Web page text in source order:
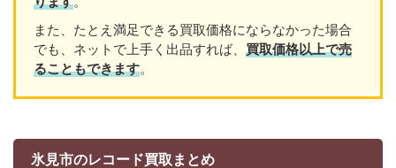
また、たとえ満足できる買取価格にならなかった場合
でも、ネットで上手く出品すれば、 買取価格以上で売
ることもできます。
氷見市のレコード買取まとめ